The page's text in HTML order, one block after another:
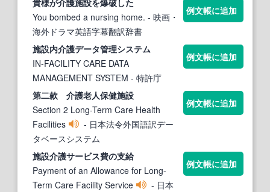
You bombed a nursing home. - 映画・
海外ドラマ英語字幕翻訳辞書
例文帳に追加
施設内介護データ管理システム
IN-FACILITY CARE DATA
MANAGEMENT SYSTEM - 特許庁
例文帳に追加
第二款 介護老人保健施設
Section 2 Long-Term Care Health
Facilities
- 日本法令外国語訳デー
タベースシステム
例文帳に追加
施設介護サービス費の支給
Payment of an Allowance for Long-
Term Care Facility Service
- 日本
例文帳に追加